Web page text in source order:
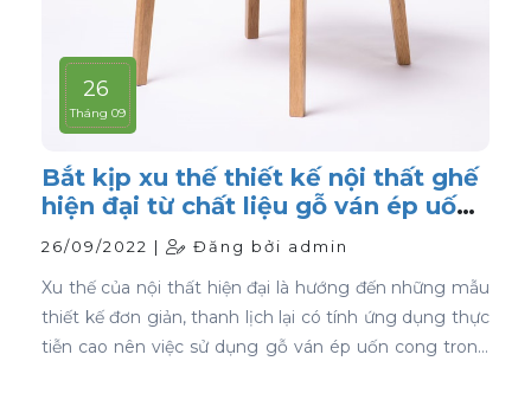
26
Tháng 09
Bắt kịp xu thế thiết kế nội thất ghế
hiện đại từ chất liệu gỗ ván ép uốn
cong
26/09/2022 | Đăng bởi admin
Xu thế của nội thất hiện đại là hướng đến những mẫu
thiết kế đơn giản, thanh lịch lại có tính ứng dụng thực
tiễn cao nên việc sử dụng gỗ ván ép uốn cong trong